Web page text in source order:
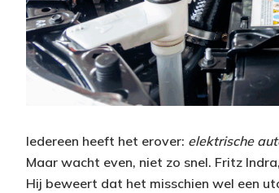
Iedereen heeft het erover: elektrische
Maar wacht even, niet zo snel. Fritz
Hij beweert dat het misschien wel een